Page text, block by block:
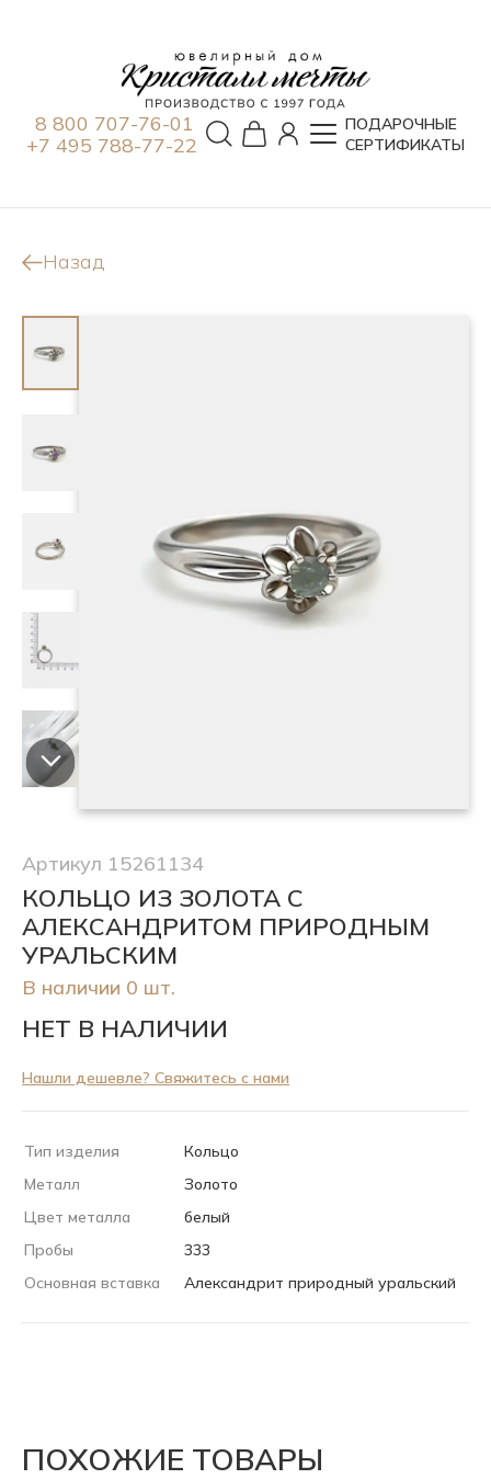
8 800 707-76-01
+7 495 788-77-22
ПОДАРОЧНЫЕ
СЕРТИФИКАТЫ
Назад
Артикул 15261134
КОЛЬЦО ИЗ ЗОЛОТА С
АЛЕКСАНДРИТОМ ПРИРОДНЫМ
УРАЛЬСКИМ
В наличии 0 шт.
НЕТ В НАЛИЧИИ
Нашли дешевле? Свяжитесь с нами
Тип изделия
Кольцо
Металл
Золото
Цвет металла
белый
Пробы
333
Основная вставка
Александрит природный уральский
ПОХОЖИЕ ТОВАРЫ